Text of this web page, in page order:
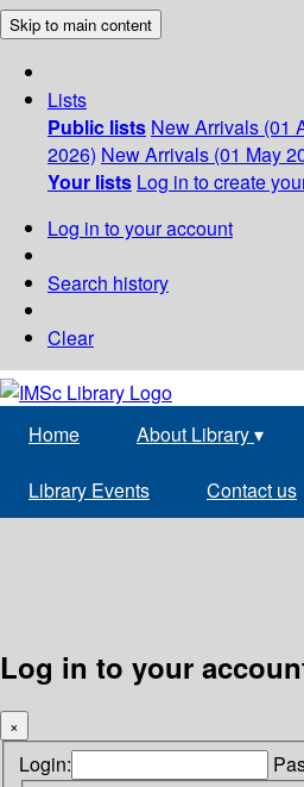
Skip to main content
Lists
Public lists New Arrivals (01
2026) New Arrivals (01 May
Your lists Log in to create
Log in to your account
Search history
Clear
Home About Library▾
Library Events Contact us
Log in to your
×
Login: